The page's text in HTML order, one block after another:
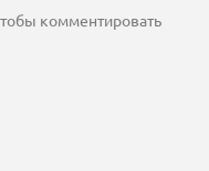
комментировать